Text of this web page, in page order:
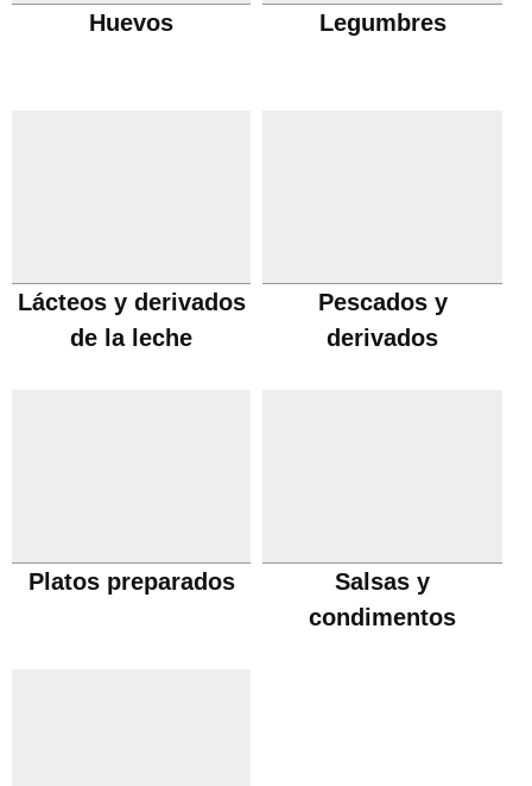
Huevos Legumbres
Lácteos y derivados
de la leche
Pescados y
derivados
Platos preparados
Salsas y
condimentos